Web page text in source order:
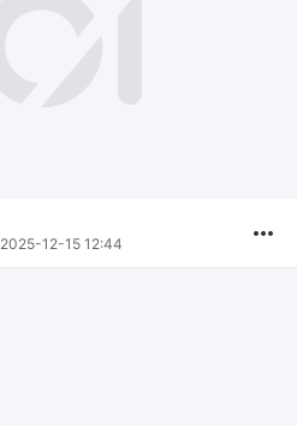
2025-12-15 12:44